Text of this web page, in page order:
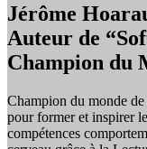
Jérôme
Auteur de
Champion du
Champion du monde
pour former et inspirer
compétences